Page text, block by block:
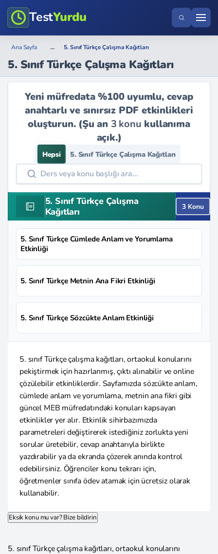
TestYurdu
Ana Sayfa › ... › 5. Sınıf Türkçe Çalışma Kağıtları
5. Sınıf Türkçe Çalışma Kağıtları
Yeni müfredata %100 uyumlu, cevap
anahtarlı ve sınırsız PDF etkinlikleri
oluşturun. (Şu an 3 konu kullanıma
açık.)
Hepsi 5. Sınıf Türkçe Çalışma Kağıtları
5. Sınıf Türkçe Çalışma
Kağıtları
3 Konu
5. Sınıf Türkçe Cümlede Anlam ve Yorumlama
Etkinliği
5. Sınıf Türkçe Metnin Ana Fikri Etkinliği
5. Sınıf Türkçe Sözcükte Anlam Etkinliği
5. sınıf Türkçe çalışma kağıtları, ortaokul konularını
pekiştirmek için hazırlanmış, çıktı alınabilir ve online
çözülebilir etkinliklerdir. Sayfamızda sözcükte anlam,
cümlede anlam ve yorumlama, metnin ana fikri gibi
güncel MEB müfredatındaki konuları kapsayan
etkinlikler yer alır. Etkinlik sihirbazımızda
parametreleri değiştirerek istediğiniz zorlukta yeni
sorular üretebilir, cevap anahtarıyla birlikte
yazdırabilir ya da ekranda çözerek anında kontrol
edebilirsiniz. Öğrenciler konu tekrarı için,
öğretmenler sınıfa ödev atamak için ücretsiz olarak
kullanabilir.
Eksik konu mu var? Bize bildirin
5. sınıf Türkçe çalışma kağıtları, ortaokul konularını